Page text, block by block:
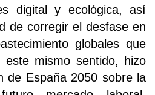
digital y ecológica, así
de corregir el desfase en
globales que
mismo sentido, hizo
de España 2050 sobre la